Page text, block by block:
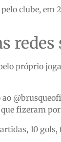
clube, em
redes
próprio
fizeram
10